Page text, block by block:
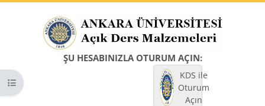
ŞU HESABINIZLA OTURUM AÇIN:
KDS ile
Oturum
Açın
Kurs dizinini aç